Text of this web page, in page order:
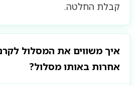
קבלת החלטה.
איך משווים את המסלול
אחרות באותו מסלול?